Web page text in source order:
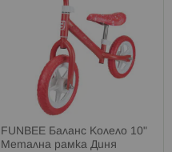
FUNBEE Баланс Колело 10"
Метална рамка Диня